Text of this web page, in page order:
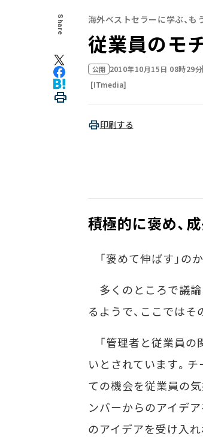
Share 海外ベストセラーに学ぶ、も
従業員のモ
公開 2010年10月15日 08時29分
[ITmedia]
印刷する
積極的に褒め、
「褒めて伸ばす」の
多くのところで議論
るようで、ここでは
「管理者と従業員の
いとされています。
ての機会を従業員の
ンバーからのアイデ
のアイデアを受け入